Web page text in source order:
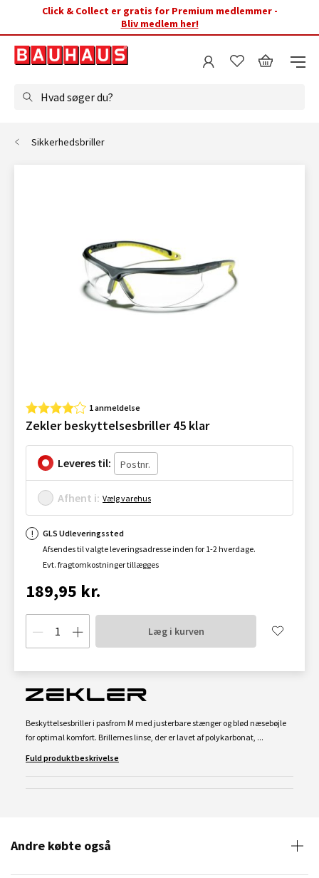
Click & Collect er gratis for Premium medlemmer -
Bliv medlem her!
Hvad søger du?
Sikkerhedsbriller
1 anmeldelse
Zekler beskyttelsesbriller 45 klar
Leveres til:
Afhent i: Vælg varehus
GLS Udleveringssted
Afsendes til valgte leveringsadresse inden for 1-2 hverdage.
Evt. fragtomkostninger tillægges
189,95 kr.
Læg i kurven
Beskyttelsesbriller i pasfrom M med justerbare stænger og blød næsebøjle
for optimal komfort. Brillernes linse, der er lavet af polykarbonat, ...
Fuld produktbeskrivelse
Andre købte også